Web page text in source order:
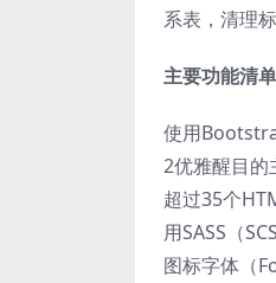
系表，清理标
主要功能清单
使用
2优雅醒目的
超过35个
用SASS（
图标字体（